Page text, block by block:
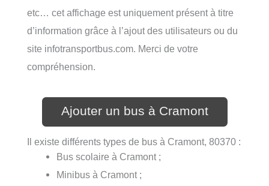
etc… cet affichage est uniquement présent à titre
d’information grâce à l’ajout des utilisateurs ou du
site infotransportbus.com. Merci de votre
compréhension.
Ajouter un bus à Cramont
Il existe différents types de bus à Cramont, 80370 :
Bus scolaire à Cramont ;
Minibus à Cramont ;